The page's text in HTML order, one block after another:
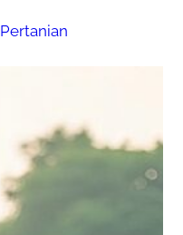
Pertanian